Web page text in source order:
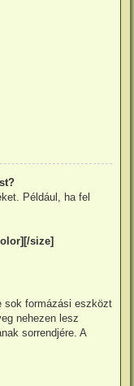
Például, ha fel
size]
sok formázási eszközt
nehezen lesz
sorrendjére. A